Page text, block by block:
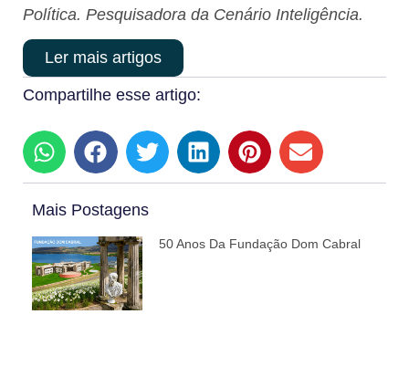
Política. Pesquisadora da Cenário Inteligência.
Ler mais artigos
Compartilhe esse artigo:
Mais Postagens
50 Anos Da Fundação Dom Cabral